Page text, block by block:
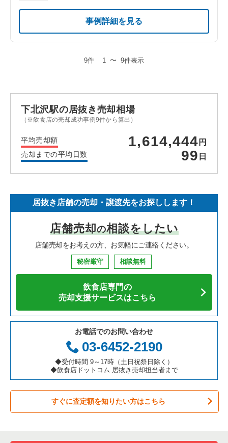
事例詳細を見る
9件 1 〜 9件表示
下北沢駅の居抜き売却相場
（※飲食店の売却成功事例9件から算出）
平均売却額 1,614,444 円
売却までの平均日数 99 日
居抜き店舗の売却・譲渡先をお探しします！
店舗売却の相談をしたい
店舗売却をお考えの方、お気軽にご連絡ください。
秘密厳守 相談無料
飲食店専門の
売却支援サービスはこちら
お電話でのお問い合わせ
03-6452-2190
◆受付時間 9～17時（土日祝祭日除く）
◆飲食店ドットコム 居抜き売却担当者まで
すぐに査定額を知りたい方はこちら